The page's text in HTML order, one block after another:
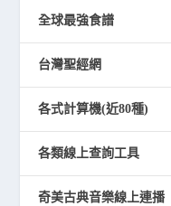
全球最強食譜
台灣聖經網
各式計算機(近80種)
各類線上查詢工具
奇美古典音樂線上連播